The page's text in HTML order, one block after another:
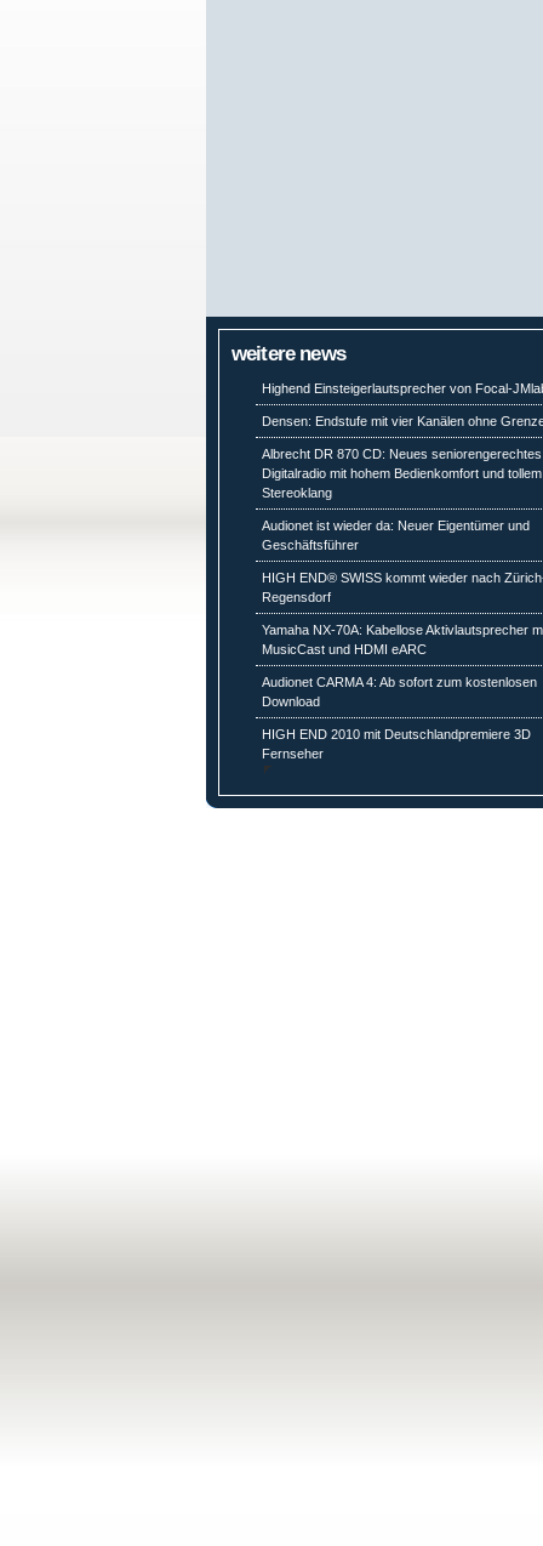
weitere news
Highend Einsteigerlautsprecher von Focal-
Densen: Endstufe mit vier Kanälen ohne
Albrecht DR 870 CD: Neues seniorengerechtes
Digitalradio mit hohem Bedienkomfort und tollem
Stereoklang
Audionet ist wieder da: Neuer Eigentümer und
Geschäftsführer
HIGH END® SWISS kommt wieder nach
Regensdorf
Yamaha NX-70A: Kabellose Aktivlautsprecher
MusicCast und HDMI eARC
Audionet CARMA 4: Ab sofort zum kostenlosen
Download
HIGH END 2010 mit Deutschlandpremiere 3D
Fernseher